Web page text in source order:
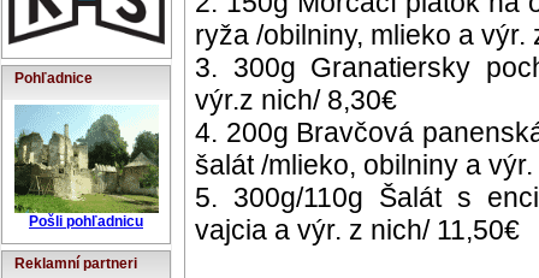
Pohľadnice
Pošli pohľadnicu
Reklamní partneri
ryža /obilniny, mlieko a výr.
3. 300g Granatiersky
výr.z nich/ 8,30€
4. 200g Bravčová
šalát /mlieko, obilniny a
5. 300g/110g Šalát s
vajcia a výr. z nich/ 11,50€